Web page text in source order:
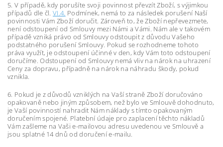
5. V případě, kdy porušíte svoji povinnost převzít Zboží, s výjimkou
případů dle čl.VI.4. Podmínek, nemá to za následek porušení Naší
povinnosti Vám Zboží doručit. Zároveň to, že Zboží nepřevezmete,
není odstoupení od Smlouvy mezi Námi a Vámi. Nám ale v takovém
případě vzniká právo od Smlouvy odstoupit z důvodu Vašeho
podstatného porušení Smlouvy. Pokud se rozhodneme tohoto
práva využít, je odstoupení účinné v den, kdy Vám toto odstoupení
doručíme. Odstoupení od Smlouvy nemá vliv na nárok na uhrazení
Ceny za dopravu, případně na nárok na náhradu škody, pokud
vznikla.
6. Pokud je z důvodů vzniklých na Vaší straně Zboží doručováno
opakovaně nebo jiným způsobem, než bylo ve Smlouvě dohodnuto,
je Vaší povinností nahradit Nám náklady s tímto opakovaným
doručením spojené. Platební údaje pro zaplacení těchto nákladů
Vám zašleme na Vaši e-mailovou adresu uvedenou ve Smlouvě a
jsou splatné 14 dnů od doručení e-mailu.